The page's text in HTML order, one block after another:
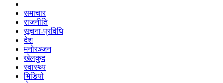
समाचार
राजनीति
सूचना-प्रविधि
देश
मनोरञ्जन
खेलकुद
स्वास्थ्य
भिडियो